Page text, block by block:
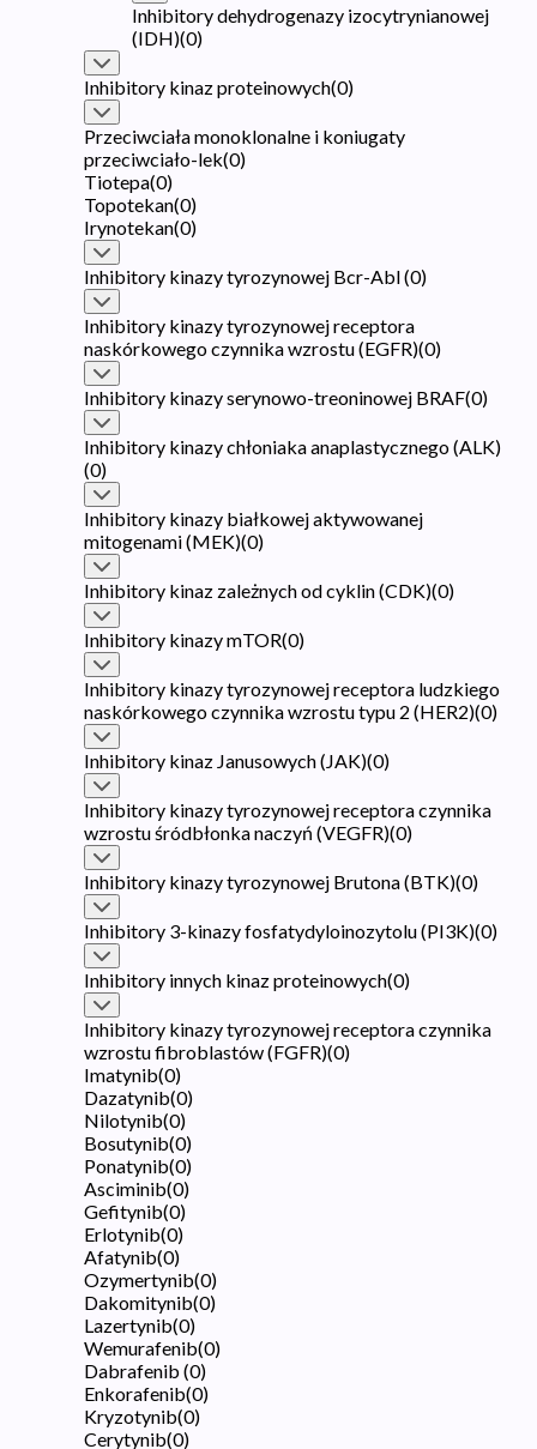
Inhibitory dehydrogenazy izocytrynianowej
(IDH)(0)
Inhibitory kinaz proteinowych(0)
Przeciwciała monoklonalne i koniugaty
przeciwciało-lek(0)
Tiotepa(0)
Topotekan(0)
Irynotekan(0)
Inhibitory kinazy tyrozynowej Bcr-Abl(0)
Inhibitory kinazy tyrozynowej receptora
naskórkowego czynnika wzrostu (EGFR)(0)
Inhibitory kinazy serynowo-treoninowej BRAF(0)
Inhibitory kinazy chłoniaka anaplastycznego (ALK)
(0)
Inhibitory kinazy białkowej aktywowanej
mitogenami (MEK)(0)
Inhibitory kinaz zależnych od cyklin (CDK)(0)
Inhibitory kinazy mTOR(0)
Inhibitory kinazy tyrozynowej receptora ludzkiego
naskórkowego czynnika wzrostu typu 2 (HER2)(0)
Inhibitory kinaz Janusowych (JAK)(0)
Inhibitory kinazy tyrozynowej receptora czynnika
wzrostu śródbłonka naczyń (VEGFR)(0)
Inhibitory kinazy tyrozynowej Brutona (BTK)(0)
Inhibitory 3-kinazy fosfatydyloinozytolu (PI3K)(0)
Inhibitory innych kinaz proteinowych(0)
Inhibitory kinazy tyrozynowej receptora czynnika
wzrostu fibroblastów (FGFR)(0)
Imatynib(0)
Dazatynib(0)
Nilotynib(0)
Bosutynib(0)
Ponatynib(0)
Asciminib(0)
Gefitynib(0)
Erlotynib(0)
Afatynib(0)
Ozymertynib(0)
Dakomitynib(0)
Lazertynib(0)
Wemurafenib(0)
Dabrafenib (0)
Enkorafenib(0)
Kryzotynib(0)
Cerytynib(0)